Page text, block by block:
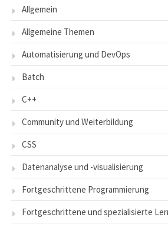
Allgemein
Allgemeine Themen
Automatisierung und DevOps
Batch
C++
Community und Weiterbildung
CSS
Datenanalyse und -visualisierung
Fortgeschrittene Programmierung
Fortgeschrittene und spezialisierte